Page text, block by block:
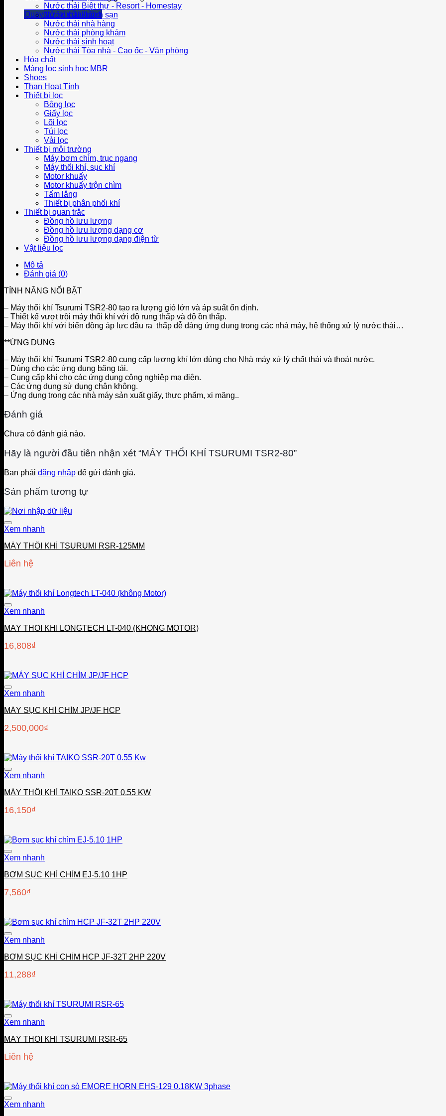
Quay trở lại cửa hàng
Nước thải Biệt thự - Resort - Homestay
Nước thải khách sạn
Nước thải nhà hàng
Nước thải phòng khám
Nước thải sinh hoạt
Nước thải Tòa nhà - Cao ốc - Văn phòng
Hóa chất
Màng lọc sinh học MBR
Shoes
Than Hoạt Tính
Thiết bị lọc
Bông lọc
Giấy lọc
Lõi lọc
Túi lọc
Vải lọc
Thiết bị môi trường
Máy bơm chìm, trục ngang
Máy thổi khí, sục khí
Motor khuấy
Motor khuấy trộn chìm
Tấm lắng
Thiết bị phân phối khí
Thiết bị quan trắc
Đồng hồ lưu lượng
Đồng hồ lưu lượng dạng cơ
Đồng hồ lưu lượng dạng điện từ
Vật liệu lọc
Mô tả
Đánh giá (0)
TÍNH NĂNG NỔI BẬT
– Máy thổi khí Tsurumi TSR2-80 tạo ra lượng gió lớn và áp suất ổn định.
– Thiết kế vượt trội máy thổi khí với độ rung thấp và độ ồn thấp.
– Máy thổi khí với biến động áp lực đầu ra thấp dễ dàng ứng dụng trong các nhà máy, hệ thống xử lý nước thải…
**ỨNG DỤNG
– Máy thổi khí Tsurumi TSR2-80 cung cấp lượng khí lớn dùng cho Nhà máy xử lý chất thải và thoát nước.
– Dùng cho các ứng dụng băng tải.
– Cung cấp khí cho các ứng dụng công nghiệp mạ điện.
– Các ứng dụng sử dụng chân không.
– Ứng dụng trong các nhà máy sản xuất giấy, thực phẩm, xi măng..
Đánh giá
Chưa có đánh giá nào.
Hãy là người đầu tiên nhận xét “MÁY THỔI KHÍ TSURUMI TSR2-80”
Bạn phải đăng nhập để gửi đánh giá.
Sản phẩm tương tự
Xem nhanh
MÁY THỔI KHÍ TSURUMI RSR-125MM
Liên hệ
Xem nhanh
MÁY THỔI KHÍ LONGTECH LT-040 (KHÔNG MOTOR)
16,808₫
Xem nhanh
MÁY SỤC KHÍ CHÌM JP/JF HCP
2,500,000₫
Xem nhanh
MÁY THỔI KHÍ TAIKO SSR-20T 0.55 KW
16,150₫
Xem nhanh
BƠM SỤC KHÍ CHÌM EJ-5.10 1HP
7,560₫
Xem nhanh
BƠM SỤC KHÍ CHÌM HCP JF-32T 2HP 220V
11,288₫
Xem nhanh
MÁY THỔI KHÍ TSURUMI RSR-65
Liên hệ
Xem nhanh